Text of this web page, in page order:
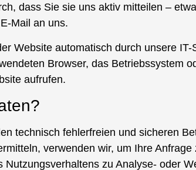
dass Sie sie uns aktiv mitteilen –
Mail an uns.
Website automatisch durch unsere
Browser, das Betriebssystem
aufrufen.
technisch fehlerfreien und sicheren
verwenden wir, um Ihre
zu Analyse- oder